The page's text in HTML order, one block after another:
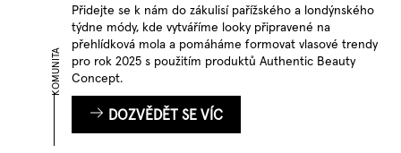
Přidejte se k nám do zákulisí pařížského a londýnského
týdne módy, kde vytváříme looky připravené na
přehlídková mola a pomáháme formovat vlasové trendy
pro rok 2025 s použitím produktů Authentic Beauty
Concept.
DOZVĚDĚT SE VÍC
KOMUNITA